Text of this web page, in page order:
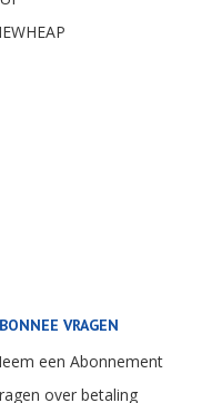
VRAGEN
een Abonnement
over betaling